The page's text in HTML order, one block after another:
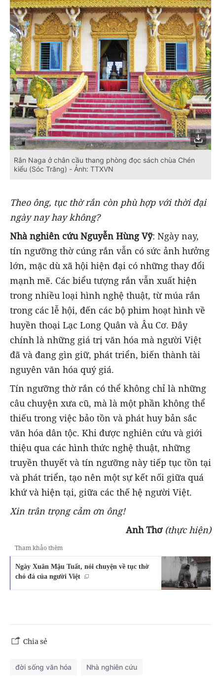
Rắn Naga ở chân cầu thang phòng đọc sách chùa Chén
kiểu (Sóc Trăng) - Ảnh: TTXVN
Theo ông, tục thờ rắn còn phù hợp với thời đại
ngày nay hay không?
Nhà nghiên cứu Nguyễn Hùng Vỹ: Ngày nay,
tín ngưỡng thờ cúng rắn vẫn có sức ảnh hưởng
lớn, mặc dù xã hội hiện đại có những thay đổi
mạnh mẽ. Các biểu tượng rắn vẫn xuất hiện
trong nhiều loại hình nghệ thuật, từ múa rắn
trong các lễ hội, đến các bộ phim hoạt hình về
huyền thoại Lạc Long Quân và Âu Cơ. Đây
chính là những giá trị văn hóa mà người Việt
đã và đang gìn giữ, phát triển, biến thành tài
nguyên văn hóa quý giá.
Tín ngưỡng thờ rắn có thể không chỉ là những
câu chuyện xưa cũ, mà là một phần không thể
thiếu trong việc bảo tồn và phát huy bản sắc
văn hóa dân tộc. Khi được nghiên cứu và giới
thiệu qua các hình thức nghệ thuật, những
truyền thuyết và tín ngưỡng này tiếp tục tồn tại
và phát triển, tạo nên một sự kết nối giữa quá
khứ và hiện tại, giữa các thế hệ người Việt.
Xin trân trọng cảm ơn ông!
Anh Thơ (thực hiện)
Tham khảo thêm
Ngày Xuân Mậu Tuất, nói chuyện về tục thờ
chó đá của người Việt
Chia sẻ
đời sống văn hóa Nhà nghiên cứu